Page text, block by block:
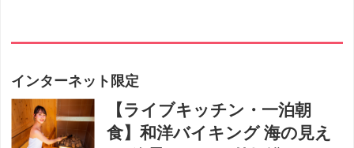
インターネット限定
【ライブキッチン・一泊朝
食】和洋バイキング 海の見え